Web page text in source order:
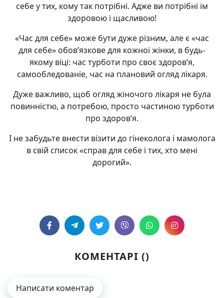
себе у тих, кому так потрібні. Адже ви потрібні їм
здоровою і щасливою!
«Час для себе» може бути дуже різним, але є «час
для себе» обов’язкове для кожної жінки, в будь-
якому віці: час турботи про своє здоров’я,
самообледованіе, час на плановий огляд лікаря.
Дуже важливо, щоб огляд жіночого лікаря не була
повинністю, а потребою, просто частиною турботи
про здоров’я.
І не забудьте внести візити до гінеколога і мамолога
в свій список «справ для себе і тих, хто мені
дорогий».
КОМЕНТАРІ ()
Написати коментар